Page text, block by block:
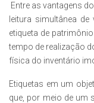
Entre as vantagens
leitura simultânea
etiqueta de
tempo de realização
física do inventário
Etiquetas em um
que, por meio de um